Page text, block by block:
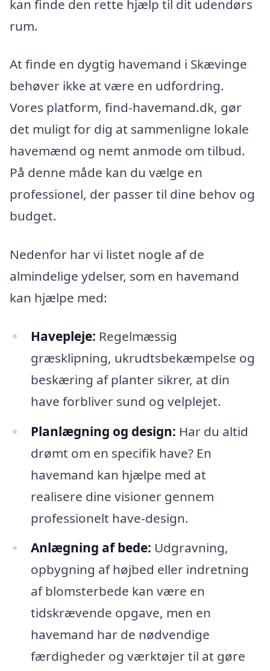
kan finde den rette hjælp til dit udendørs
rum.
At finde en dygtig havemand i Skævinge
behøver ikke at være en udfordring.
Vores platform, find-havemand.dk, gør
det muligt for dig at sammenligne lokale
havemænd og nemt anmode om tilbud.
På denne måde kan du vælge en
professionel, der passer til dine behov og
budget.
Nedenfor har vi listet nogle af de
almindelige ydelser, som en havemand
kan hjælpe med:
Havepleje: Regelmæssig
græsklipning, ukrudtsbekæmpelse og
beskæring af planter sikrer, at din
have forbliver sund og velplejet.
Planlægning og design: Har du altid
drømt om en specifik have? En
havemand kan hjælpe med at
realisere dine visioner gennem
professionelt have-design.
Anlægning af bede: Udgravning,
opbygning af højbed eller indretning
af blomsterbede kan være en
tidskrævende opgave, men en
havemand har de nødvendige
færdigheder og værktøjer til at gøre